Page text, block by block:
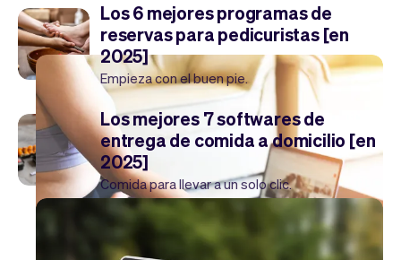
Los 6 mejores programas de
reservas para pedicuristas [en
2025]
Empieza con el buen pie.
Los mejores 7 softwares de
entrega de comida a domicilio [en
2025]
Comida para llevar a un solo clic.